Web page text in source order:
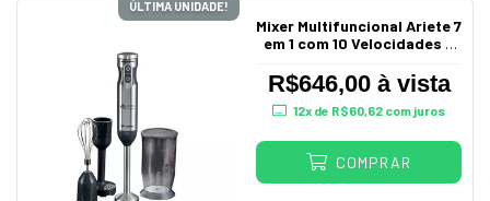
ÚLTIMA UNIDADE!
Mixer Multifuncional Ariete 7
em 1 com 10 Velocidades +
R$646,00 à vista
12x de R$60,62 com juros
COMPRAR